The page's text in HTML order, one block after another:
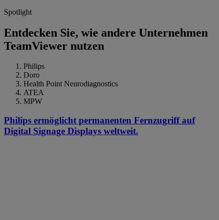
Spotlight
Entdecken Sie, wie andere Unternehmen
TeamViewer nutzen
Philips
Doro
Health Point Neurodiagnostics
ATEA
MPW
Philips ermöglicht permanenten Fernzugriff auf
Digital Signage Displays weltweit.